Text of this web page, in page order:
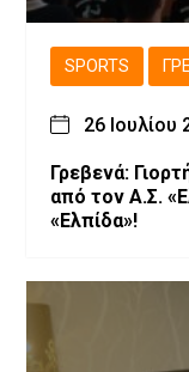
SPORTS
26 Ιουλίου
Γρεβενά:
από τον Α.Σ.
«Ελπίδα»!